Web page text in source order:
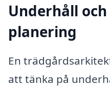
Underhåll
planering
En
att tänka på